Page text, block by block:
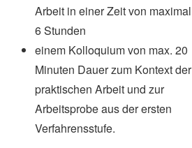
Arbeit in einer Zeit von maximal
6 Stunden
einem Kolloquium von max. 20
Minuten Dauer zum Kontext der
praktischen Arbeit und zur
Arbeitsprobe aus der ersten
Verfahrensstufe.